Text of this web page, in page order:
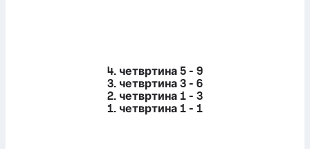
4. четвртина 5 - 9
3. четвртина 3 - 6
2. четвртина 1 - 3
1. четвртина 1 - 1